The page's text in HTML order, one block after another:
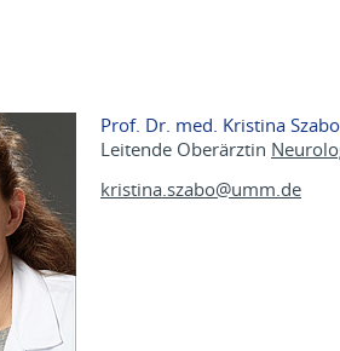
Prof. Dr. med. Kristina Szabo
Leitende Oberärztin
kristina.szabo@umm.de